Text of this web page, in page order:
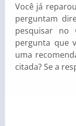
Você já
perguntam
pesquisar no
pergunta que
uma
citada? Se a